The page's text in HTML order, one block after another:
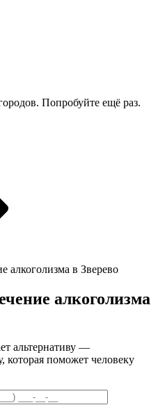
Попробуйте ещё раз.
алкоголизма в Зверево
алкоголизма
альтернативу —
которая поможет человеку